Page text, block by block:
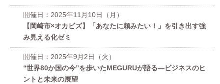
開催日：2025年11月10日（月）
【岡崎市×オカビズ】「あなたに頼みたい！」を引き出す強
み見える化ゼミ
開催日：2025年9月2日（火）
“世界80か国の今”を歩いたMEGURUが語る—ビジネスのヒ
ントと未来の展望